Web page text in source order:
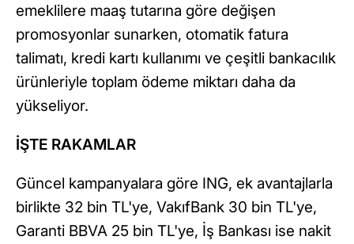
emeklilere maaş tutarına göre değişen
promosyonlar sunarken, otomatik fatura
talimatı, kredi kartı kullanımı ve çeşitli bankacılık
ürünleriyle toplam ödeme miktarı daha da
yükseliyor.
İŞTE RAKAMLAR
Güncel kampanyalara göre ING, ek avantajlarla
birlikte 32 bin TL'ye, VakıfBank 30 bin TL'ye,
Garanti BBVA 25 bin TL'ye, İş Bankası ise nakit